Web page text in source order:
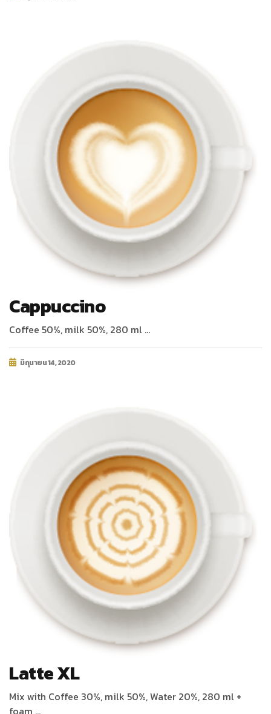
Cappuccino
Coffee 50%, milk 50%, 280 ml …
มิถุนายน 14, 2020
Latte XL
Mix with Coffee 30%, milk 50%, Water 20%, 280 ml +
foam …